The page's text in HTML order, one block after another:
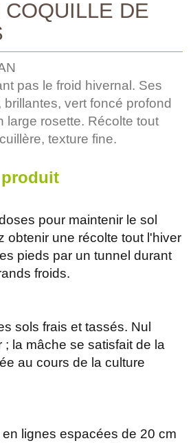
COQUILLE DE
pas le froid hivernal. Ses
vert foncé profond
large rosette. Récolte tout
texture fine.
pour maintenir le sol
obtenir une récolte tout l'hiver
pieds par un tunnel durant
froids.
sols frais et tassés. Nul
la mâche se satisfait de la
au cours de la culture
lignes espacées de 20 cm